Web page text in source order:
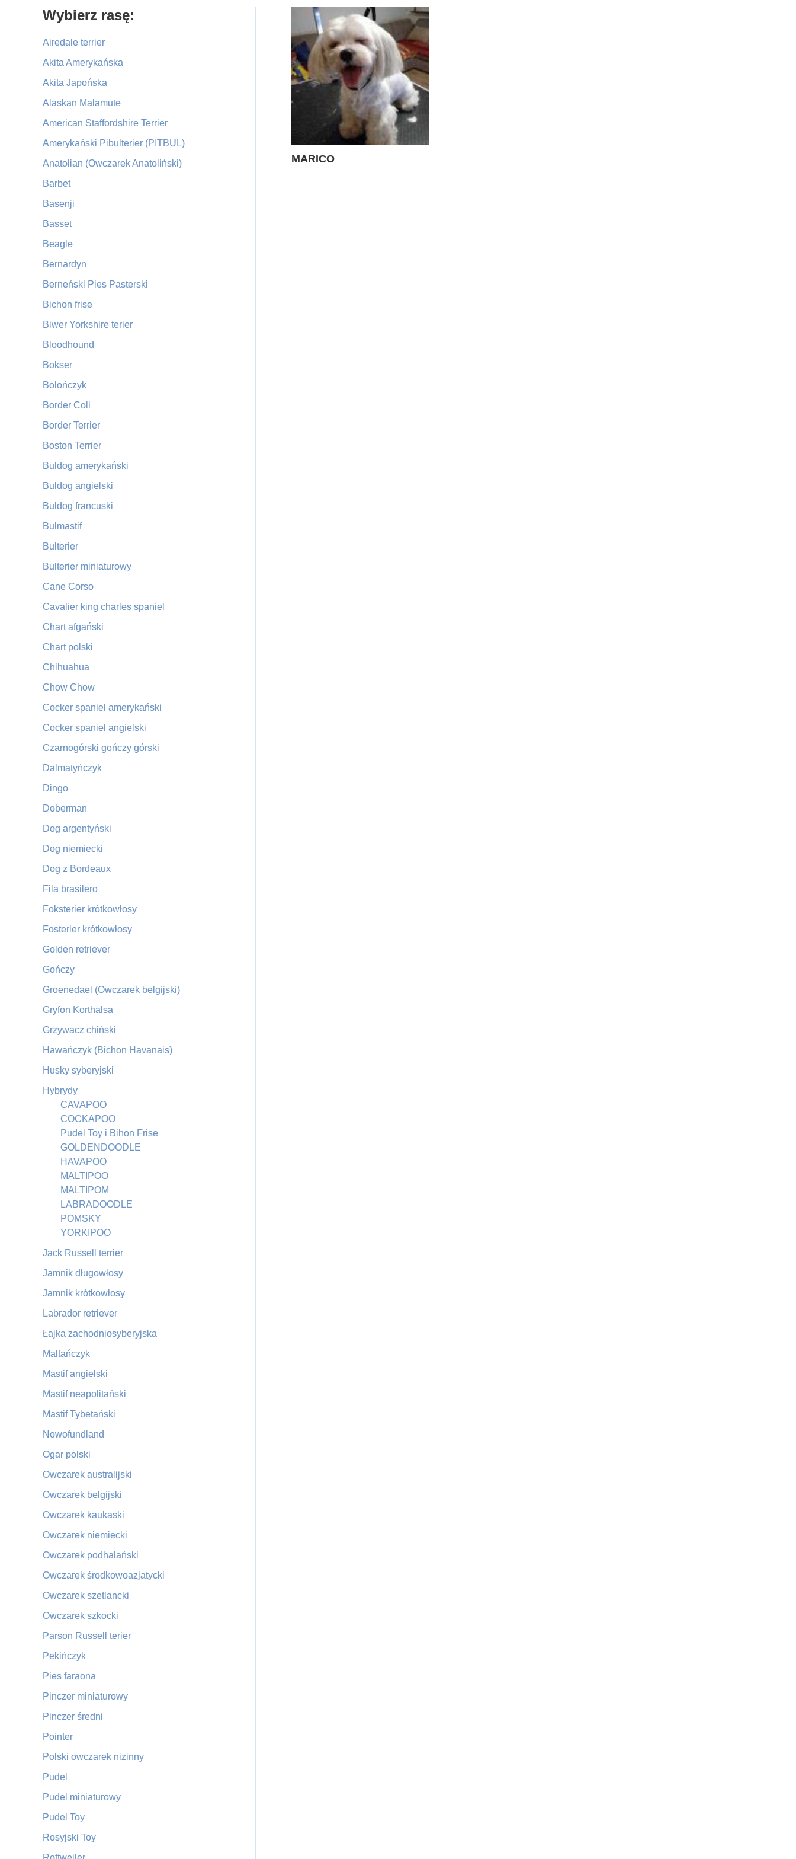
MARICO
Primary
Sidebar
Wybierz rasę:
Airedale terrier
Akita Amerykańska
Akita Japońska
Alaskan Malamute
American Staffordshire Terrier
Amerykański Pibulterier (PITBUL)
Anatolian (Owczarek Anatoliński)
Barbet
Basenji
Basset
Beagle
Bernardyn
Berneński Pies Pasterski
Bichon frise
Biwer Yorkshire terier
Bloodhound
Bokser
Bolończyk
Border Coli
Border Terrier
Boston Terrier
Buldog amerykański
Buldog angielski
Buldog francuski
Bulmastif
Bulterier
Bulterier miniaturowy
Cane Corso
Cavalier king charles spaniel
Chart afgański
Chart polski
Chihuahua
Chow Chow
Cocker spaniel amerykański
Cocker spaniel angielski
Czarnogórski gończy górski
Dalmatyńczyk
Dingo
Doberman
Dog argentyński
Dog niemiecki
Dog z Bordeaux
Fila brasilero
Foksterier krótkowłosy
Fosterier krótkowłosy
Golden retriever
Gończy
Groenedael (Owczarek belgijski)
Gryfon Korthalsa
Grzywacz chiński
Hawańczyk (Bichon Havanais)
Husky syberyjski
Hybrydy
CAVAPOO
COCKAPOO
Pudel Toy i Bihon Frise
GOLDENDOODLE
HAVAPOO
MALTIPOO
MALTIPOM
LABRADOODLE
POMSKY
YORKIPOO
Jack Russell terrier
Jamnik długowłosy
Jamnik krótkowłosy
Labrador retriever
Łajka zachodniosyberyjska
Maltańczyk
Mastif angielski
Mastif neapolitański
Mastif Tybetański
Nowofundland
Ogar polski
Owczarek australijski
Owczarek belgijski
Owczarek kaukaski
Owczarek niemiecki
Owczarek podhalański
Owczarek środkowoazjatycki
Owczarek szetlancki
Owczarek szkocki
Parson Russell terier
Pekińczyk
Pies faraona
Pinczer miniaturowy
Pinczer średni
Pointer
Polski owczarek nizinny
Pudel
Pudel miniaturowy
Pudel Toy
Rosyjski Toy